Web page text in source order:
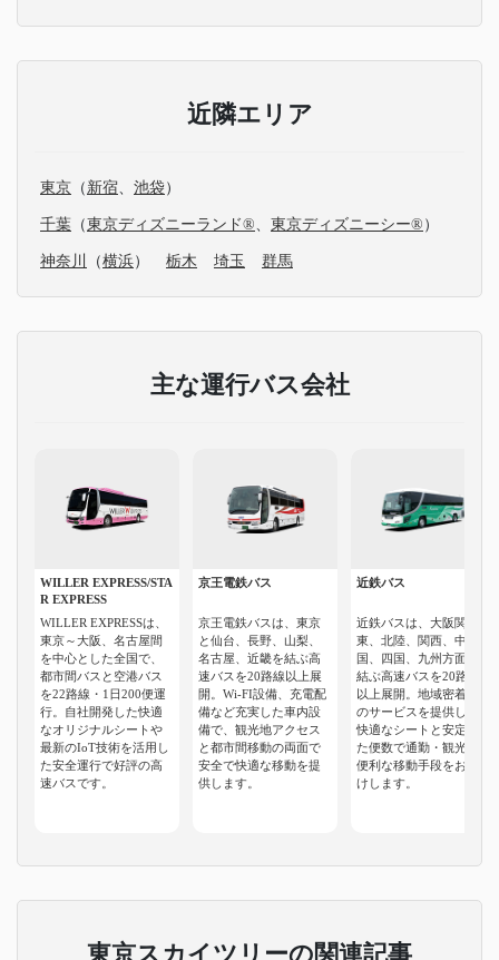
近隣エリア
東京 （ 新宿、 池袋）
千葉 （東京ディズニーランド®、 東京ディズニーシー® ）
神奈川 （横浜） 栃木 埼玉 群馬
主な運行バス会社
WILLER EXPRESS/STA
R EXPRESS
WILLER EXPRESSは、
東京～大阪、名古屋間
を中心とした全国で、
都市間バスと空港バス
を22路線・1日200便運
行。自社開発した快適
なオリジナルシートや
最新のIoT技術を活用し
た安全運行で好評の高
速バスです。
京王電鉄バス
京王電鉄バスは、東京
と仙台、長野、山梨、
名古屋、近畿を結ぶ高
速バスを20路線以上展
開。Wi-FI設備、充電配
備など充実した車内設
備で、観光地アクセス
と都市間移動の両面で
安全で快適な移動を提
供します。
近鉄バス
近鉄バスは、大阪関
東、北陸、関西、中
国、四国、九州方面を
結ぶ高速バスを20路線
以上展開。地域密着型
のサービスを提供し、
快適なシートと安定し
た便数で通勤・観光に
便利な移動手段をお届
けします。
東京スカイツリーの関連記事